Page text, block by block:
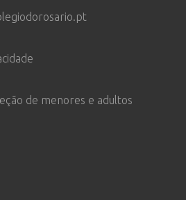
de menores e adultos